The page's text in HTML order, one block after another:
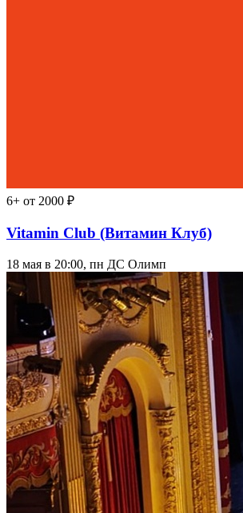
6+ от 2000 ₽
Vitamin Club (Витамин Клуб)
18 мая в 20:00, пн ДС Олимп